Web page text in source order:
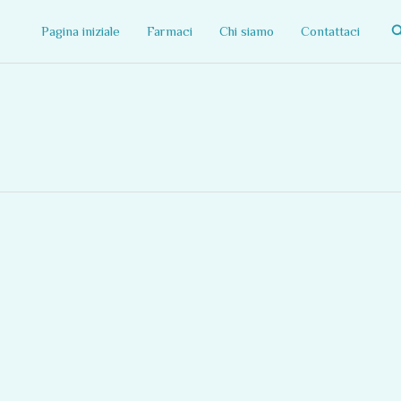
Pagina iniziale Farmaci Chi siamo Contattaci